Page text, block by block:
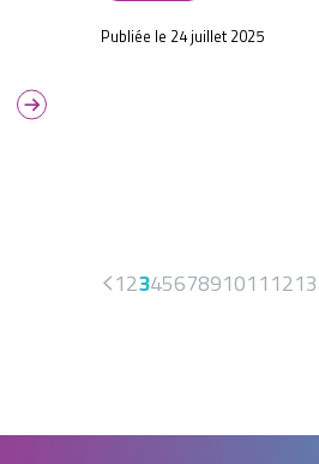
Publiée le 24 juillet 2025
<12345678910111213